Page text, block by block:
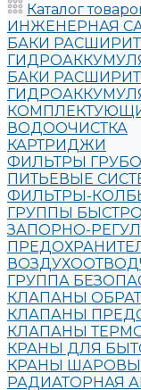
Каталог
ИНЖЕНЕРНАЯ
БАКИ
БАКИ
ВОДООЧИСТКА
КАРТРИДЖИ
ФИЛЬТРЫ
ПИТЬЕВЫЕ
ФИЛЬТРЫ-
ГРУППЫ
ЗАПОРНО-
ГРУППА
КЛАПАНЫ
КЛАПАНЫ
КЛАПАНЫ
КРАНЫ ДЛЯ
КРАНЫ
РАДИАТОРНАЯ